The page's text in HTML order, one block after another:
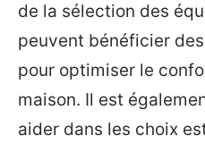
de la sélection des
peuvent bénéficier
pour optimiser le
maison. Il est
aider dans les choix